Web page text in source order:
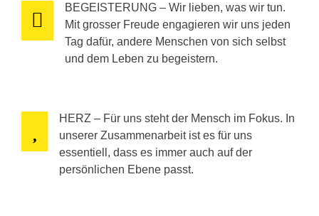
BEGEISTERUNG – Wir lieben, was wir tun.
Mit grosser Freude engagieren wir uns jeden
Tag dafür, andere Menschen von sich selbst
und dem Leben zu begeistern.
HERZ – Für uns steht der Mensch im Fokus. In
unserer Zusammenarbeit ist es für uns
essentiell, dass es immer auch auf der
persönlichen Ebene passt.